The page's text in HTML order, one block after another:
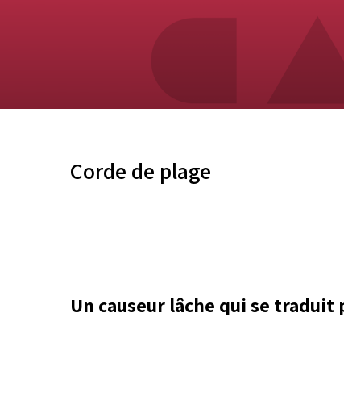
Corde de plage
Un causeur lâche qui se traduit